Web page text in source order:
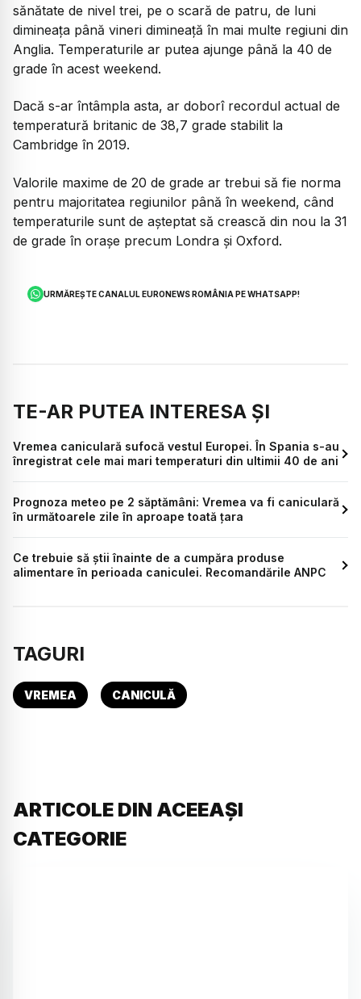
sănătate de nivel trei, pe o scară de patru, de luni
dimineața până vineri dimineață în mai multe regiuni din
Anglia. Temperaturile ar putea ajunge până la 40 de
grade în acest weekend.
Dacă s-ar întâmpla asta, ar doborî recordul actual de
temperatură britanic de 38,7 grade stabilit la
Cambridge în 2019.
Valorile maxime de 20 de grade ar trebui să fie norma
pentru majoritatea regiunilor până în weekend, când
temperaturile sunt de așteptat să crească din nou la 31
de grade în orașe precum Londra și Oxford.
URMĂREȘTE CANALUL EURONEWS ROMÂNIA PE WHATSAPP!
TE-AR PUTEA INTERESA ȘI
Vremea caniculară sufocă vestul Europei. În Spania s-au
înregistrat cele mai mari temperaturi din ultimii 40 de ani
Prognoza meteo pe 2 săptămâni: Vremea va fi caniculară
în următoarele zile în aproape toată ţara
Ce trebuie să știi înainte de a cumpăra produse
alimentare în perioada caniculei. Recomandările ANPC
TAGURI
VREMEA CANICULĂ
ARTICOLE DIN ACEEAȘI
CATEGORIE